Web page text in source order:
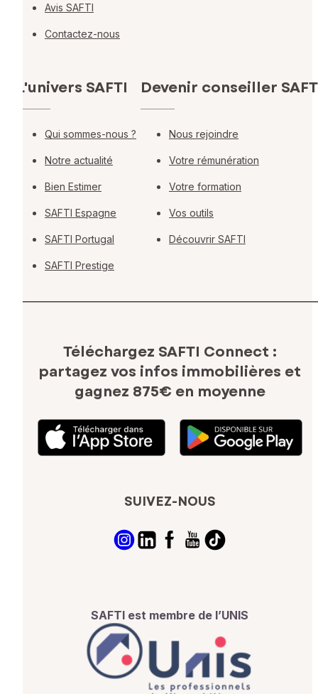
Avis SAFTI
Contactez-nous
L'univers SAFTI
Qui sommes-nous ?
Notre actualité
Bien Estimer
SAFTI Espagne
SAFTI Portugal
SAFTI Prestige
Devenir conseiller
Nous rejoindre
Votre rémunération
Votre formation
Vos outils
Découvrir SAFTI
Téléchargez SAFTI Connect :
partagez vos infos immobilières et
gagnez 875€ en moyenne
SUIVEZ-NOUS
SAFTI est membre de l’UNIS